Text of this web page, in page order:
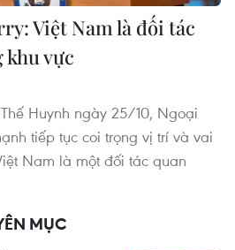
Việt Nam là đối tác
vực
Huynh ngày 25/10, Ngoại
tiếp tục coi trọng vị trí và vai
Nam là một đối tác quan
MỤC